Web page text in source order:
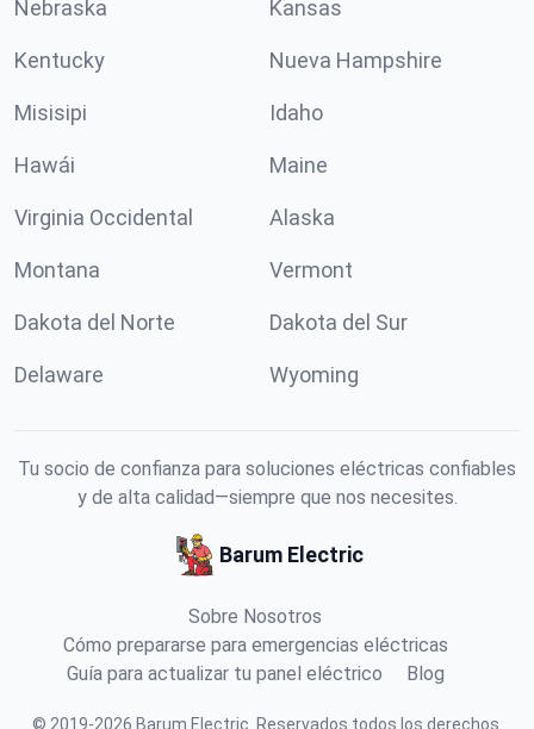
Nebraska Kansas
Kentucky Nueva Hampshire
Misisipi Idaho
Hawái Maine
Virginia Occidental Alaska
Montana Vermont
Dakota del Norte Dakota del Sur
Delaware Wyoming
Tu socio de confianza para soluciones eléctricas confiables
y de alta calidad—siempre que nos necesites.
Barum Electric
Sobre Nosotros
Cómo prepararse para emergencias eléctricas
Guía para actualizar tu panel eléctrico
Blog
© 2019-2026 Barum Electric Reservados todos los derechos.